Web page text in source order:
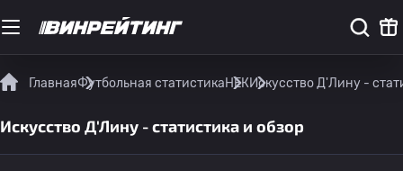
ГлавнаяФутбольная статистикаНЕКИскусство Д'Лину -
Искусство Д'Лину - статистика и обзор